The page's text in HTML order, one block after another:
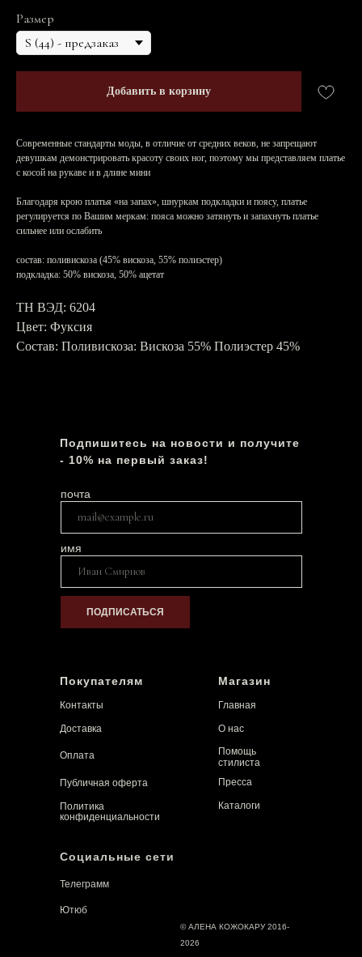
Размер
Добавить в корзину
Современные стандарты моды, в отличие от средних веков, не запрещают
девушкам демонстрировать красоту своих ног, поэтому мы представляем платье
с косой на рукаве и в длине мини
Благодаря крою платья «на запах», шнуркам подкладки и поясу, платье
регулируется по Вашим меркам: пояса можно затянуть и запахнуть платье
сильнее или ослабить
состав: поливискоза (45% вискоза, 55% полиэстер)
подкладка: 50% вискоза, 50% ацетат
ТН ВЭД: 6204
Цвет: Фуксия
Состав: Поливискоза: Вискоза 55% Полиэстер 45%
Телеграмм
Ютюб
Магазин
Главная
О нас
Помощь
стилиста
Пресса
Каталоги
Подпишитесь на новости и получите
- 10% на первый заказ!
Контакты
Доставка
Оплата
Политика
конфиденциальности
Публичная оферта
Социальные сети
© АЛЕНА КОЖОКАРУ 2016-
2026
почта
имя
ПОДПИСАТЬСЯ
Покупателям